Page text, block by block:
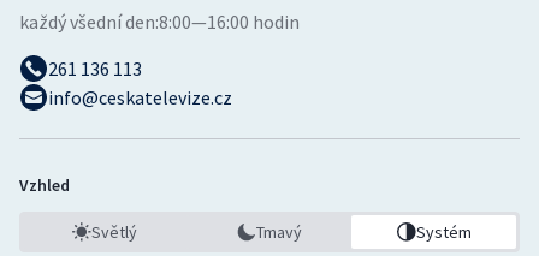
každý všední den:8:00—16:00 hodin
261 136 113
info@ceskatelevize.cz
Vzhled
Světlý Tmavý Systém